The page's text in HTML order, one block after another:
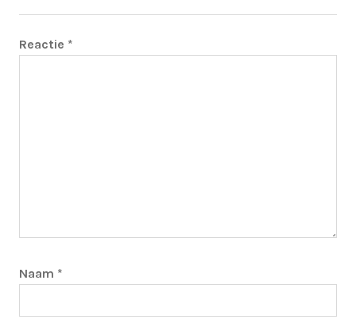
Reactie *
Naam *